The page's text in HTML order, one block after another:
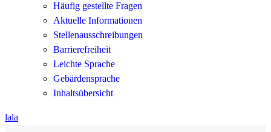
Häufig gestellte Fragen
Aktuelle Informationen
Stellenausschreibungen
Barrierefreiheit
Leichte Sprache
Gebärdensprache
Inhaltsübersicht
lala